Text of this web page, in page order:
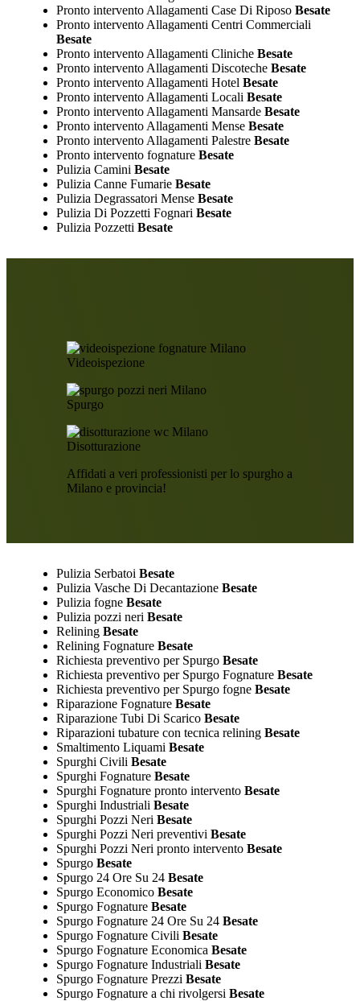
Pronto intervento Allagamenti Case Di RiposoBesate
Pronto intervento Allagamenti Centri Commerciali
Besate
Pronto intervento Allagamenti ClinicheBesate
Pronto intervento Allagamenti DiscotecheBesate
Pronto intervento Allagamenti Hotel Besate
Pronto intervento Allagamenti Locali Besate
Pronto intervento Allagamenti MansardeBesate
Pronto intervento Allagamenti MenseBesate
Pronto intervento Allagamenti PalestreBesate
Pronto intervento fognatureBesate
Pulizia Camini Besate
Pulizia Canne FumarieBesate
Pulizia Degrassatori MenseBesate
Pulizia Di Pozzetti Fognari Besate
Pulizia Pozzetti Besate
Videoispezione
Spurgo
Disotturazione
Affidati a veri professionisti per lo spurgho a
Milano e provincia!
Pulizia Serbatoi Besate
Pulizia Vasche Di DecantazioneBesate
Pulizia fogneBesate
Pulizia pozzi neri Besate
ReliningBesate
Relining FognatureBesate
Richiesta preventivo per SpurgoBesate
Richiesta preventivo per Spurgo FognatureBesate
Richiesta preventivo per Spurgo fogneBesate
Riparazione FognatureBesate
Riparazione Tubi Di ScaricoBesate
Riparazioni tubature con tecnica reliningBesate
Smaltimento Liquami Besate
Spurghi Civili Besate
Spurghi FognatureBesate
Spurghi Fognature pronto interventoBesate
Spurghi Industriali Besate
Spurghi Pozzi Neri Besate
Spurghi Pozzi Neri preventivi Besate
Spurghi Pozzi Neri pronto interventoBesate
SpurgoBesate
Spurgo 24 Ore Su 24Besate
Spurgo EconomicoBesate
Spurgo FognatureBesate
Spurgo Fognature 24 Ore Su 24Besate
Spurgo Fognature Civili Besate
Spurgo Fognature Economica Besate
Spurgo Fognature Industriali Besate
Spurgo Fognature Prezzi Besate
Spurgo Fognature a chi rivolgersi Besate